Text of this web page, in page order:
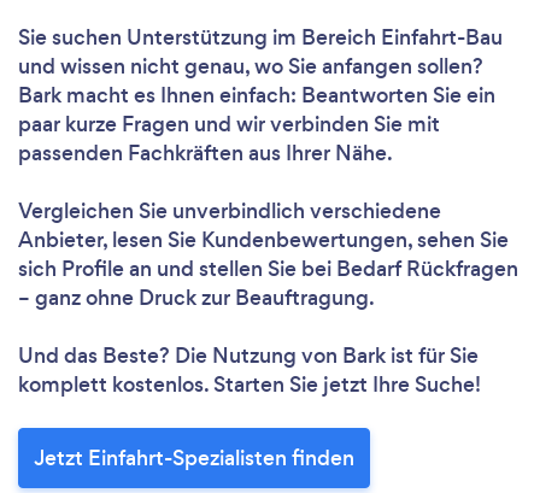
Sie suchen Unterstützung im Bereich Einfahrt-Bau
und wissen nicht genau, wo Sie anfangen sollen?
Bark macht es Ihnen einfach: Beantworten Sie ein
paar kurze Fragen und wir verbinden Sie mit
passenden Fachkräften aus Ihrer Nähe.
Vergleichen Sie unverbindlich verschiedene
Anbieter, lesen Sie Kundenbewertungen, sehen Sie
sich Profile an und stellen Sie bei Bedarf Rückfragen
– ganz ohne Druck zur Beauftragung.
Und das Beste? Die Nutzung von Bark ist für Sie
komplett kostenlos. Starten Sie jetzt Ihre Suche!
Jetzt Einfahrt-Spezialisten finden